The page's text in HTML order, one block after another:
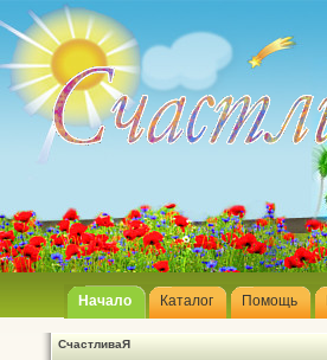
Начало Каталог Помощь
СчастливаЯ